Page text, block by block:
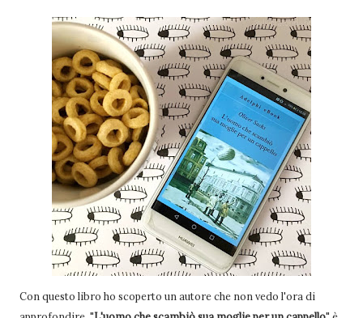
Con questo libro ho scoperto un autore che non vedo l'ora di